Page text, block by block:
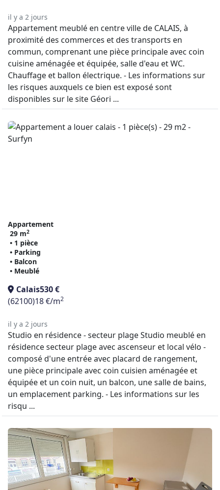
il y a 2 jours
Appartement meublé en centre ville de CALAIS, à
proximité des commerces et des transports en
commun, comprenant une pièce principale avec coin
cuisine aménagée et équipée, salle d'eau et WC.
Chauffage et ballon électrique. - Les informations sur
les risques auxquels ce bien est exposé sont
disponibles sur le site Géori ...
Appartement
29 m2
• 1 pièce
• Parking
• Balcon
• Meublé
Calais530 €
(62100)18 €/m2
il y a 2 jours
Studio en résidence - secteur plage Studio meublé en
résidence secteur plage avec ascenseur et local vélo -
composé d'une entrée avec placard de rangement,
une pièce principale avec coin cuisien aménagée et
équipée et un coin nuit, un balcon, une salle de bains,
un emplacement parking. - Les informations sur les
risqu ...